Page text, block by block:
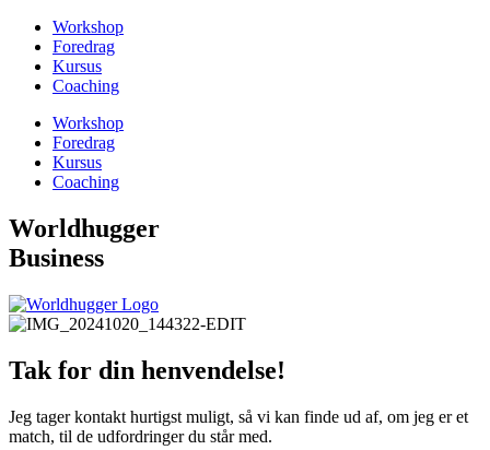
Workshop
Foredrag
Kursus
Coaching
Workshop
Foredrag
Kursus
Coaching
Worldhugger
Business
Tak for din henvendelse!
Jeg tager kontakt hurtigst muligt, så vi kan finde ud af, om jeg er et
match, til de udfordringer du står med.